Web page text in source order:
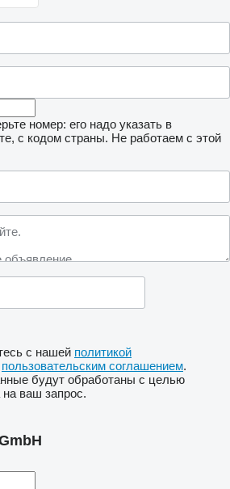
номер: его надо указать в
с кодом страны. Не работаем с этой
с нашей политикой
пользовательским соглашением.
будут обработаны с целью
на ваш запрос.